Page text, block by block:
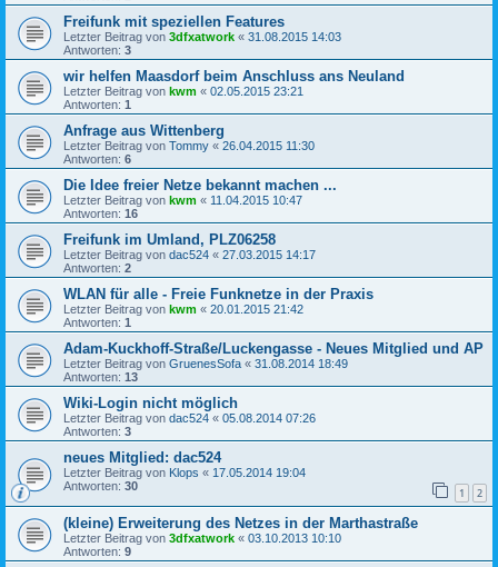
Freifunk mit speziellen Features
Letzter Beitrag von 3dfxatwork « 31.08.2015 14:03
Antworten: 3
wir helfen Maasdorf beim Anschluss ans Neuland
Letzter Beitrag von kwm « 02.05.2015 23:21
Antworten: 1
Anfrage aus Wittenberg
Letzter Beitrag von Tommy « 26.04.2015 11:30
Antworten: 6
Die Idee freier Netze bekannt machen ...
Letzter Beitrag von kwm « 11.04.2015 10:47
Antworten: 16
Freifunk im Umland, PLZ06258
Letzter Beitrag von dac524 « 27.03.2015 14:17
Antworten: 2
WLAN für alle - Freie Funknetze in der Praxis
Letzter Beitrag von kwm « 20.01.2015 21:42
Antworten: 1
Adam-Kuckhoff-Straße/Luckengasse - Neues Mitglied und AP
Letzter Beitrag von GruenesSofa « 31.08.2014 18:49
Antworten: 13
Wiki-Login nicht möglich
Letzter Beitrag von dac524 « 05.08.2014 07:26
Antworten: 3
neues Mitglied: dac524
Letzter Beitrag von Klops « 17.05.2014 19:04
Antworten: 30 1 2
(kleine) Erweiterung des Netzes in der Marthastraße
Letzter Beitrag von 3dfxatwork « 03.10.2013 10:10
Antworten: 9